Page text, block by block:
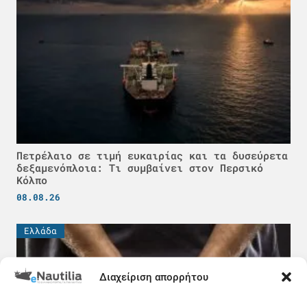
Διαχείριση απορρήτου
Πετρέλαιο σε τιμή ευκαιρίας και τα δυσεύρετα
δεξαμενόπλοια: Τι συμβαίνει στον Περσικό
Κόλπο
08.08.26
Ελλάδα